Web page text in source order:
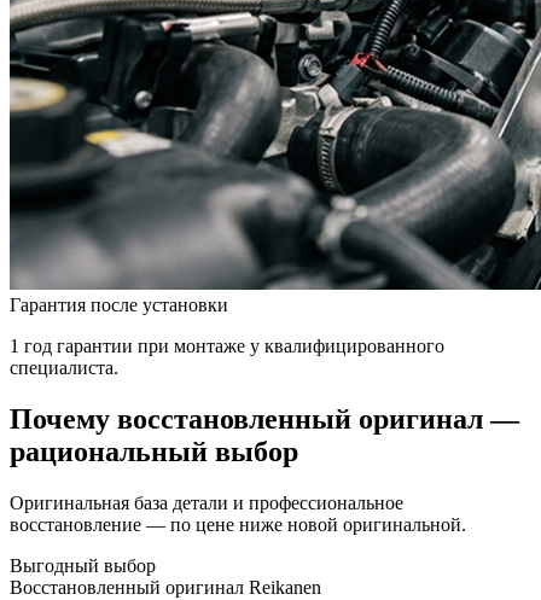
Гарантия после установки
1 год гарантии при монтаже у квалифицированного
специалиста.
Почему восстановленный оригинал —
рациональный выбор
Оригинальная база детали и профессиональное
восстановление — по цене ниже новой оригинальной.
Выгодный выбор
Восстановленный оригинал Reikanen